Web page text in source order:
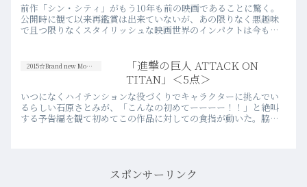
前作「シン・シティ」がもう10年も前の映画であることに驚く。
公開時に観て以来再鑑賞は出来ていないが、あの限りなく悪趣味
で且つ限りなくスタイリッシュな映画世界のインパクトは今も記
2015☆Brand new Movies
「進撃の巨人 ATTACK ON
TITAN」＜5点＞
いつになくハイテンションな役づくりでキャラクターに挑んでい
るらしい石原さとみが、「こんなの初めてーーーー！！」と絶叫
する予告編を観て初めてこの作品に対しての食指が動いた。脇役
スポンサーリンク